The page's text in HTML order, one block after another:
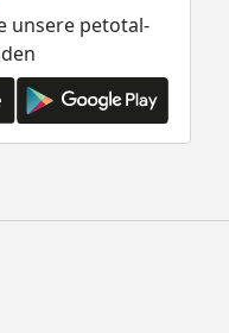
unsere petotal-